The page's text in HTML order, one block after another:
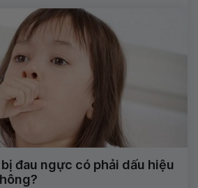
đau ngực có phải dấu hiệu